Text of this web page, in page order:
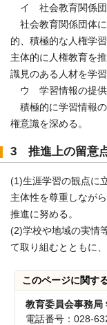
イ 社会教育関係団
社会教育関係団体
的、積極的な人権学
主体的に人権教育を
識見のある人材を学
ウ 学習情報の提供
積極的に学習情報の
権意識を深める。
3 推進上の留意
(1)生涯学習の観点に
主体性を尊重しなが
推進に努める。
(2)学校や地域の実情
て取り組むとともに
このページに関す
教育委員会事務
電話番号：028-